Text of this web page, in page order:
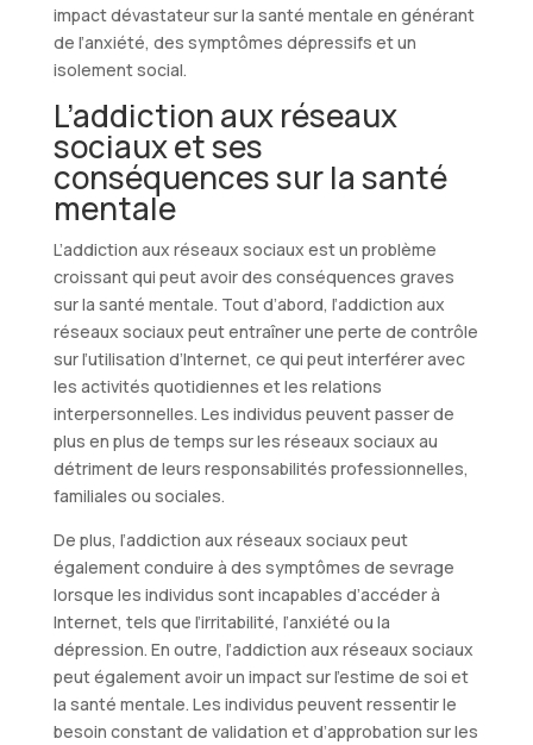
impact dévastateur sur la santé mentale en générant
de l’anxiété, des symptômes dépressifs et un
isolement social.
L’addiction aux réseaux
sociaux et ses
conséquences sur la santé
mentale
L’addiction aux réseaux sociaux est un problème
croissant qui peut avoir des conséquences graves
sur la santé mentale. Tout d’abord, l’addiction aux
réseaux sociaux peut entraîner une perte de contrôle
sur l’utilisation d’Internet, ce qui peut interférer avec
les activités quotidiennes et les relations
interpersonnelles. Les individus peuvent passer de
plus en plus de temps sur les réseaux sociaux au
détriment de leurs responsabilités professionnelles,
familiales ou sociales.
De plus, l’addiction aux réseaux sociaux peut
également conduire à des symptômes de sevrage
lorsque les individus sont incapables d’accéder à
Internet, tels que l’irritabilité, l’anxiété ou la
dépression. En outre, l’addiction aux réseaux sociaux
peut également avoir un impact sur l’estime de soi et
la santé mentale. Les individus peuvent ressentir le
besoin constant de validation et d’approbation sur les